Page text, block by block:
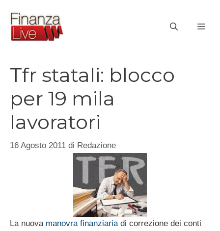
contenuto
Tfr statali: blocco
per 19 mila
lavoratori
16 Agosto 2011 di Redazione
La nuova manovra finanziaria di correzione dei conti